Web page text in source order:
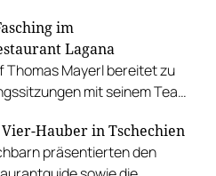
empfangen.
im
Lagana
Thomas Mayerl bereitet zu
mit seinem Team
Hauber in Tschechien
präsentierten den